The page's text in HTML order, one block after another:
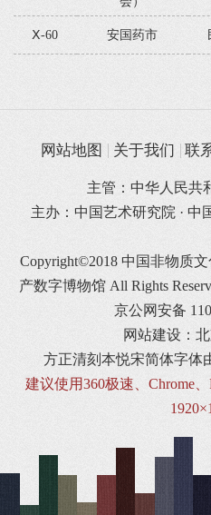
Ⅹ-60 安国药市
网站地图 关于我们 联
主管：中华人民共
主办：中国艺术研究院 · 中
Copyright©2018 中国非物质
产数字博物馆 All Rights
京公网安备
网站建设：
方正清刻本悦宋简体字体
建议使用360极速、Chrome